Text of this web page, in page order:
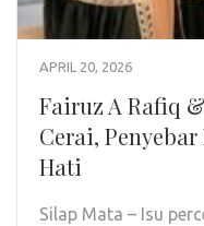
APRIL 20, 2026
Fairuz A Rafiq
Cerai,
Hati
Silap Mata – Isu